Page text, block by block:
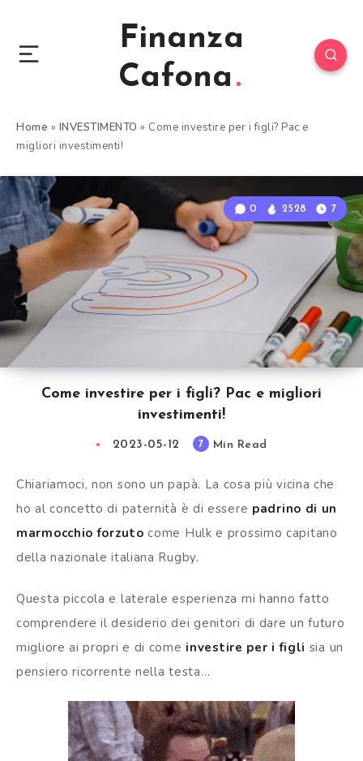
Finanza
Cafona
Home » INVESTIMENTO » Come investire per i figli? Pac e
migliori investimenti!
0 2528 7
Come investire per i figli? Pac e migliori
investimenti!
2023-05-12 7 Min Read
Chiariamoci, non sono un papà. La cosa più vicina che
ho al concetto di paternità è di essere padrino di un
marmocchio forzuto come Hulk e prossimo capitano
della nazionale italiana Rugby.
Questa piccola e laterale esperienza mi hanno fatto
comprendere il desiderio dei genitori di dare un futuro
migliore ai propri e di come investire per i figli sia un
pensiero ricorrente nella testa…